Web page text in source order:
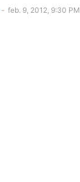
- feb. 9, 2012, 9:30 PM